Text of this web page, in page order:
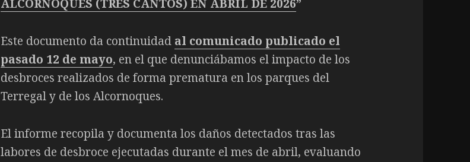
ALCORNOQUES (TRES CANTOS) EN ABRIL DE 2026”
Este documento da continuidad al comunicado publicado el
pasado 12 de mayo, en el que denunciábamos el impacto de los
desbroces realizados de forma prematura en los parques del
Terregal y de los Alcornoques.
El informe recopila y documenta los daños detectados tras las
labores de desbroce ejecutadas durante el mes de abril, evaluando